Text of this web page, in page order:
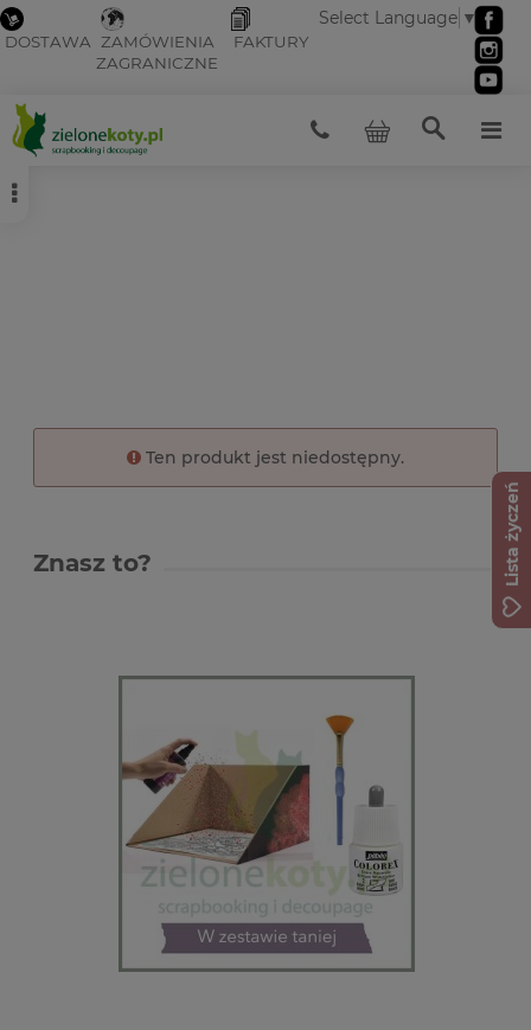
DOSTAWA ZAMÓWIENIA
ZAGRANICZNE
FAKTURY
Select Language ▼
Ten produkt jest niedostępny.
Znasz to? Lista życzeń